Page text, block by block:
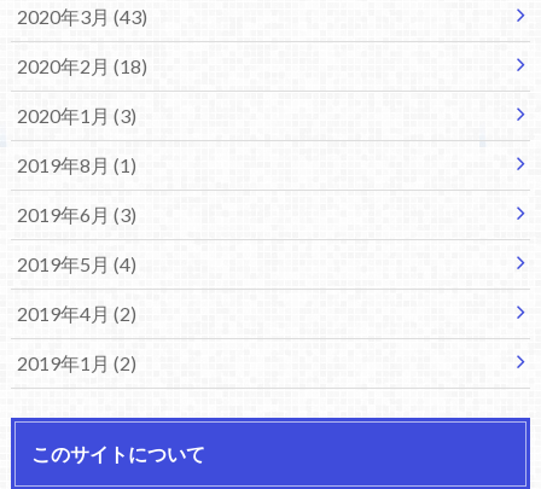
2020年3月 (43)
2020年2月 (18)
2020年1月 (3)
2019年8月 (1)
2019年6月 (3)
2019年5月 (4)
2019年4月 (2)
2019年1月 (2)
このサイトについて